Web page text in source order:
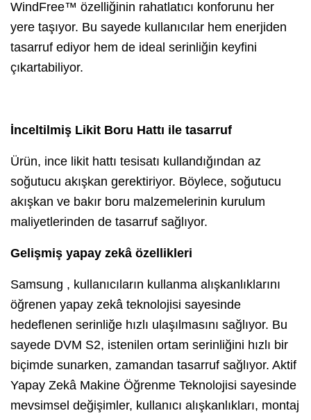
WindFree™ özelliğinin rahatlatıcı konforunu her
yere taşıyor. Bu sayede kullanıcılar hem enerjiden
tasarruf ediyor hem de ideal serinliğin keyfini
çıkartabiliyor.
İnceltilmiş Likit Boru Hattı ile tasarruf
Ürün, ince likit hattı tesisatı kullandığından az
soğutucu akışkan gerektiriyor. Böylece, soğutucu
akışkan ve bakır boru malzemelerinin kurulum
maliyetlerinden de tasarruf sağlıyor.
Gelişmiş yapay zekâ özellikleri
Samsung , kullanıcıların kullanma alışkanlıklarını
öğrenen yapay zekâ teknolojisi sayesinde
hedeflenen serinliğe hızlı ulaşılmasını sağlıyor. Bu
sayede DVM S2, istenilen ortam serinliğini hızlı bir
biçimde sunarken, zamandan tasarruf sağlıyor. Aktif
Yapay Zekâ Makine Öğrenme Teknolojisi sayesinde
mevsimsel değişimler, kullanıcı alışkanlıkları, montaj